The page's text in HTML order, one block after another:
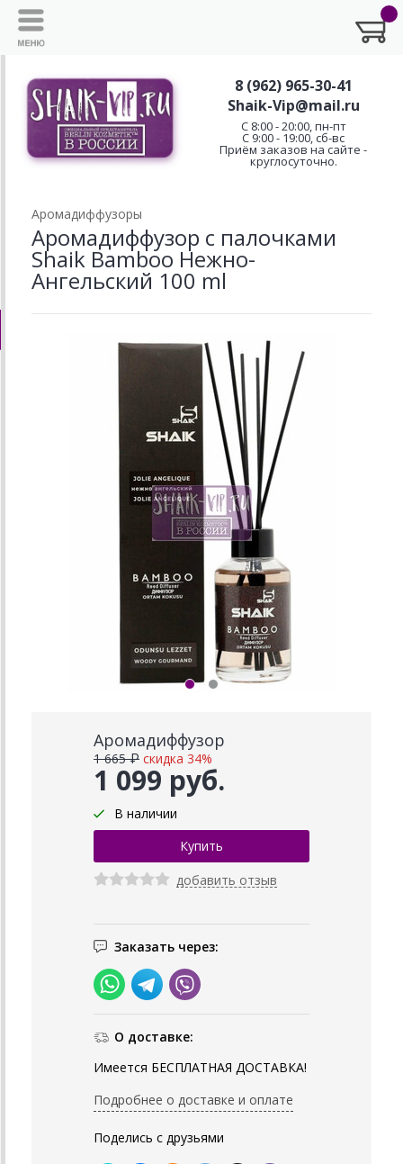
8 (962) 965-30-41
Shaik-Vip@mail.ru
C 8:00 - 20:00, пн-пт
С 9:00 - 19:00, сб-вс
Приём заказов на сайте -
круглосуточно.
Аромадиффузоры
Аромадиффузор с палочками
Shaik Bamboo Нежно-
Ангельский 100 ml
Аромадиффузор
1 099 руб.
1 665 ₽ скидка 34%
В наличии
добавить отзыв
Заказать через:
О доставке:
Имеется БЕСПЛАТНАЯ ДОСТАВКА!
Подробнее о доставке и оплате
Поделись с друзьями